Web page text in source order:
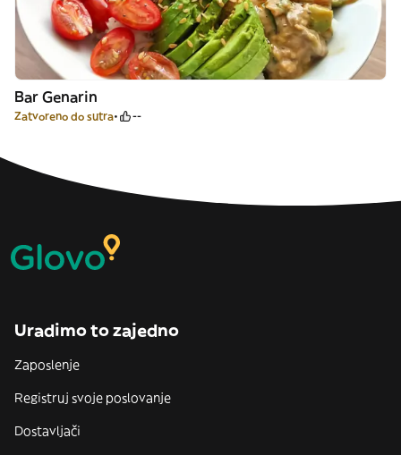
Bar Genarin
Zatvoreno do sutra --
Uradimo to zajedno
Zaposlenje
Registruj svoje poslovanje
Dostavljači